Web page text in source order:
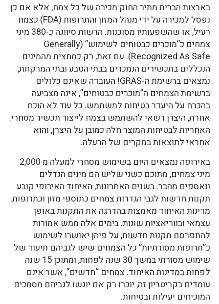
בארצות הברית מתיר החוק מכירה של כל צמח, אלא אם כן
נפסל למכירה על ידי מנהל המזון והתרופות (FDA) כצמח
רעיל, או שהשפעותיו מסוכנות. הרשות סיווגה כ-380 מיני
צמחים כ”מוכרים כבטוחים לשימוש” (Generally
Recognized As Safe). עם זאת, רק כמחצית מהמינים
הנכללים בתכשירים הנמכרים בבתי הטבע ובתי המרקחת,
נמצאים ברשימת ה-GRAS! העובדה שאינם כלולים
ברשימת הצמחים ה”מוכרים כבטוחים”, אינה מצביעה
בהכרח על היעדר בטיחות למשתמש. כל עוד לא הוכח
אחרת, היצרן רשאי להשתמש בצמח לייצור תכשיר מסחרי.
האחריות לבטיחות המוצר חלה כמובן על היצרן, והוא
אחראי לתוצאות במקרים של הרעלה.
באירופה נמצאים היום בשימוש מסחרי למעלה מ 2,000
מיני צמחים, מתוכם כשני שליש הם מינים הגדלים
ונאספים מהבר. בשנים האחרונות, האיחוד האירופי קובע
תקנות חדשות לגבי הגדרות צמחים כתוספי מזון וכתרופות.
מדינות האיחוד מאמצות בהדרגה את התקנות באופן
עצמאי ובווריאציות שונות. בימים אלה ממש אמורות
להתפרסם תקנות חדשות, על פיהן יאושרו לשימוש
כ”תרופות מסורתיות” כל הצמחים שיש לגביהם תיעוד של
שימוש מסורתי במשך 30 שנה לפחות, ומתוכן 15 שנה
לפחות במדינות האיחוד. צמחים “חדשים”, אשר אינם
עומדים בקריטריון זה, יוכרו רק אם יוגשו לגביהם מסמכים
המוכיחים יעילות ובטיחות.